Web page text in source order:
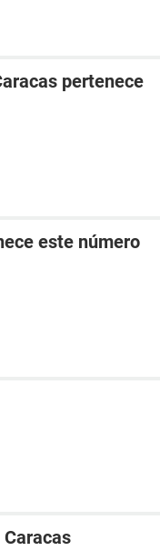
pertenece
este número